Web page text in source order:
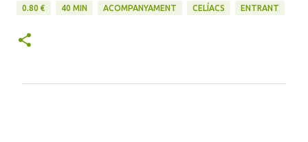
0.80 € 40 MIN ACOMPANYAMENT CELÍACS ENTRANT